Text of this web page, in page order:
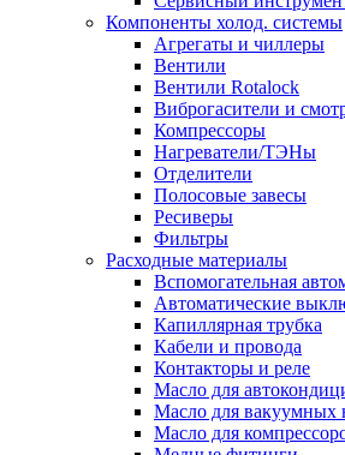
Компоненты холод. системы
Агрегаты и чиллеры
Вентили
Вентили Rotalock
Виброгасители и
Компрессоры
Нагреватели/ТЭНы
Отделители
Полосовые завесы
Ресиверы
Фильтры
Расходные материалы
Вспомогательная
Автоматические
Капиллярная трубка
Кабели и провода
Контакторы и реле
Масло для
Масло для вакуумных
Масло для